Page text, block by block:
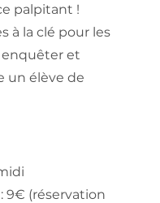
palpitant !
à la clé pour les
et
un élève de
9€ (réservation